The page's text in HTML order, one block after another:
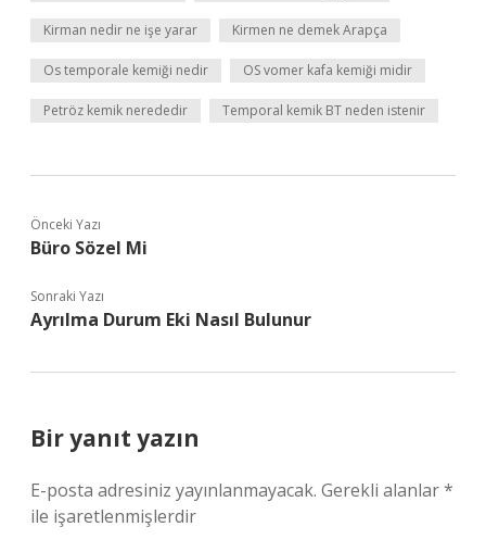
Kirman nedir ne işe yarar Kirmen ne demek Arapça
Os temporale kemiği nedir OS vomer kafa kemiği midir
Petröz kemik nerededir Temporal kemik BT neden istenir
Önceki Yazı
Büro Sözel Mi
Sonraki Yazı
Ayrılma Durum Eki Nasıl Bulunur
Bir yanıt yazın
E-posta adresiniz yayınlanmayacak. Gerekli alanlar*
ile işaretlenmişlerdir